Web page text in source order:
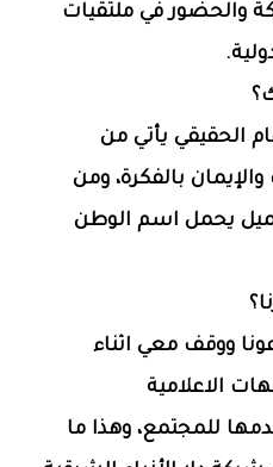
والحضور في ملتقيات
الحقيقي يأتي من
بالفكرة، ومن
يحمل اسم الوطن
ووقف معي اثناء
الاعلامية
للمجتمع، وهذا ما